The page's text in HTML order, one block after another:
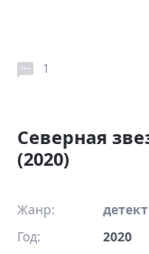
1
Северная
(2020)
Жанр:
Год:
2020